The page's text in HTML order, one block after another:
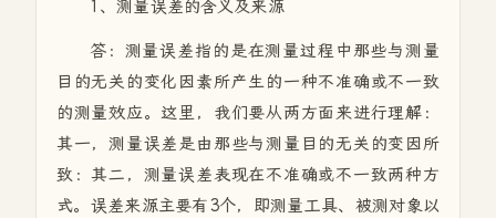
1、测量误差的含义及来源
答：测量误差指的是在测量过程中那些与测量
目的无关的变化因素所产生的一种不准确或不一致
的测量效应。这里，我们要从两方面来进行理解：
其一，测量误差是由那些与测量目的无关的变因所
致：其二，测量误差表现在不准确或不一致两种方
式。误差来源主要有3个，即测量工具、被测对象以